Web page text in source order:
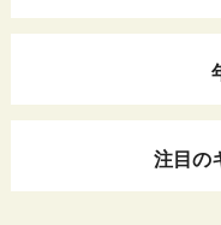
注目の